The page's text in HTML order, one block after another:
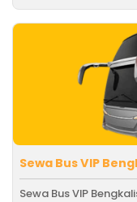
Sewa Bus VIP
Sewa Bus VIP